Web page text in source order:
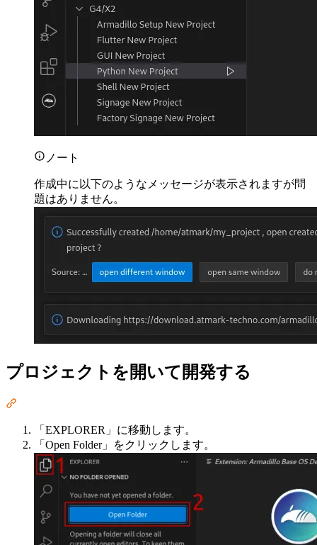
ノート
作成中に以下のようなメッセージが表示されますが問
題はありません。
プロジェクトを開いて開発する
「EXPLORER」に移動します。
「Open Folder」をクリックします。